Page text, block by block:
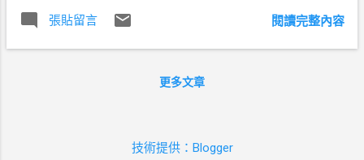
(9.4.6) Type "help" for help. # 建立一個使用
者為 mtchang ...
用，或是使用其他的方式達成。此文提供透
過 UPS 的 SNMPTRAPD 在符合條件的 MIB
負責處理的程序。 介紹 SNMP ------------
http://www.netadmin.com.tw/article_content.
張貼留言 閱讀完整內容
更多文章
技術提供：Blogger